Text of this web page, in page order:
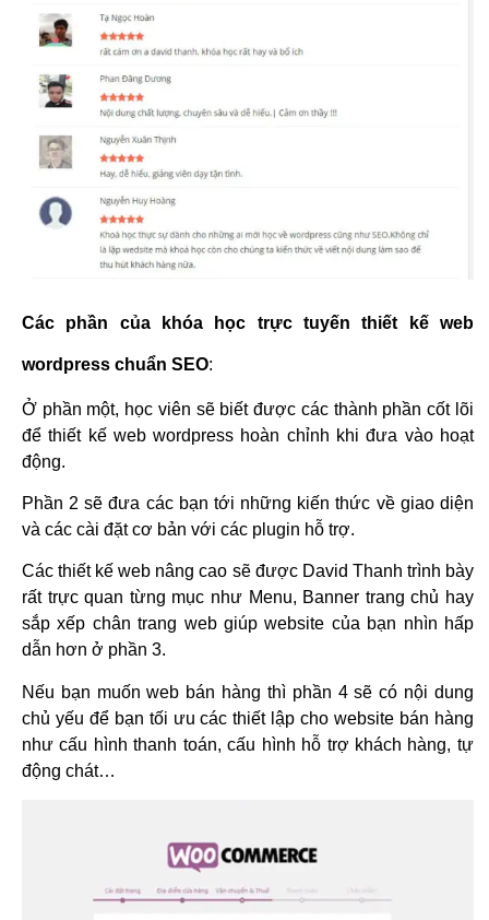
Các phần của khóa học trực tuyến thiết kế web
wordpress chuẩn SEO:
Ở phần một, học viên sẽ biết được các thành phần cốt lõi
để thiết kế web wordpress hoàn chỉnh khi đưa vào hoạt
động.
Phần 2 sẽ đưa các bạn tới những kiến thức về giao diện
và các cài đặt cơ bản với các plugin hỗ trợ.
Các thiết kế web nâng cao sẽ được David Thanh trình bày
rất trực quan từng mục như Menu, Banner trang chủ hay
sắp xếp chân trang web giúp website của bạn nhìn hấp
dẫn hơn ở phần 3.
Nếu bạn muốn web bán hàng thì phần 4 sẽ có nội dung
chủ yếu để bạn tối ưu các thiết lập cho website bán hàng
như cấu hình thanh toán, cấu hình hỗ trợ khách hàng, tự
động chát…